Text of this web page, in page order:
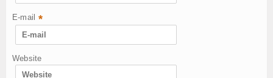
E-mail *
Website